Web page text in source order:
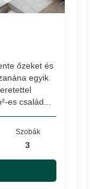
őzeket és
egyik
es család...
Szobák
3